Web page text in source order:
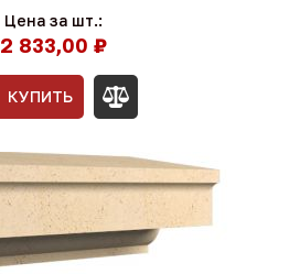
Цена за шт.:
2 833,00 ₽
КУПИТЬ